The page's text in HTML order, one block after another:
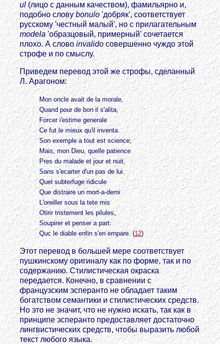
ul(лицо с данным качеством), фамильярно и,
подобно словуbonulo'добряк', соответствует
русскому 'честный малый', но с прилагательным
modela 'образцовый, примерный' сочетается
плохо. А словоinvalido совершенно чуждо этой
строфе и по смыслу.
Приведем перевод этой же строфы, сделанный
Л. Арагоном:
Mon oncle avait de la morale,
Quand pour de bon il s'alita,
Forcer i'estime generale
Ce fut le mieux qu'il inventa.
Son exemple a tout est science;
Mais, mon Dieu, quelle patience
Pres du malade et jour et nuit,
Sans s'ecarter d'un pas de lui.
Quel subterfuge ridicule
Que distraire un mort-a-demi
L'oreiller sous la tete mis
Otirir tristement les pilules,
Soupirer et penser a part:
Quc le diable enfin s'en ernpare. (12)
Этот перевод в большей мере соответствует
пушкинскому оригиналу как по форме, так и по
содержанию. Стилистическая окраска
передается. Конечно, в сравнении с
французским эсперанто не обладает таким
богатством семантики и стилистических средств.
Но это не значит, что не нужно искать, так как в
принципе эсперанто предоставляет достаточно
лингвистических средств, чтобы выразить любой
текст любого языка.